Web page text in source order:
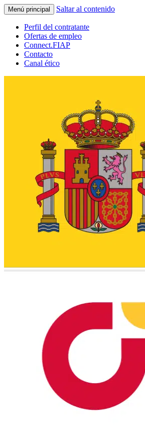
Menú principal Saltar al contenido
Perfil del contratante
Ofertas de empleo
Connect.FIAP
Contacto
Canal ético